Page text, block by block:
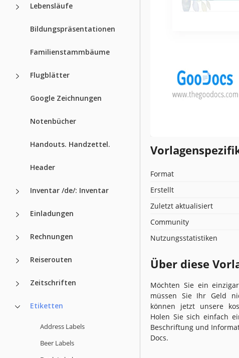
Lebensläufe
Bildungspräsentationen
Familienstammbäume
Flugblätter
Google Zeichnungen
Notenbücher
Handouts. Handzettel.
Header
Inventar /de/: Inventar
Einladungen
Rechnungen
Reiserouten
Zeitschriften
Etiketten
Address Labels
Beer Labels
Format
Erstellt
Zuletzt aktualisiert
Community
Nutzungsstatistiken
Über diese
Möchten Sie ein
müssen Sie Ihr Geld
können jetzt unsere
Holen Sie sich einfach
Beschriftung und
Docs.